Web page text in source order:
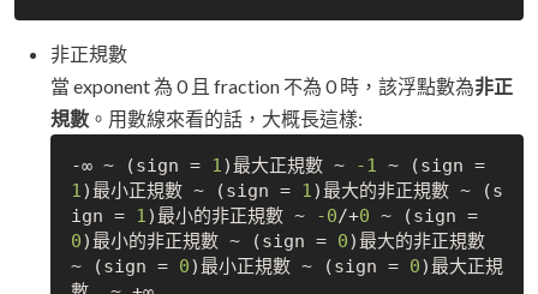
非正規數
當 exponent 為 0 且 fraction 不為 0 時，該浮點數為非正
規數 。用數線來看的話，大概長這樣:
-∞ ~ (sign = 1)最大正規數 ~ -1
~ (sign =
1)最小正規數 ~ (sign = 1)最大的非正規數 ~ (s
ign = 1)最小的非正規數 ~ -0/+0
~ (sign =
0)最小的非正規數 ~ (sign = 0)最大的非正規數
~ (sign = 0)最小正規數 ~ (sign = 0)最大正規